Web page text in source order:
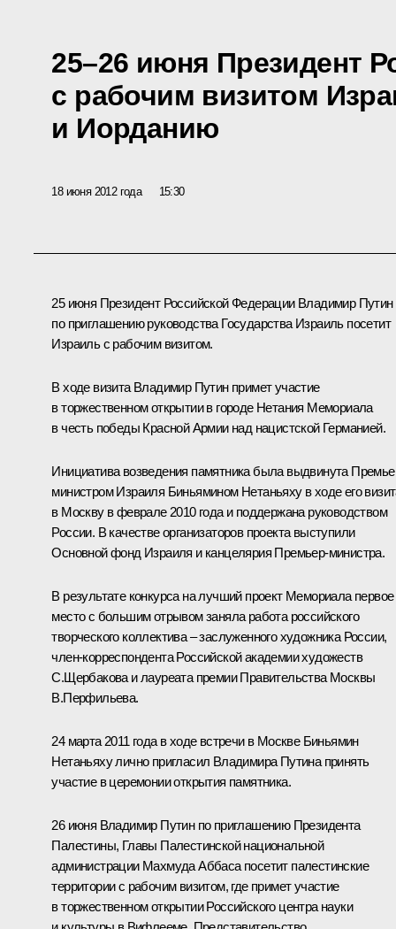
25–26 июня Президент
с рабочим визитом
и Иорданию
18 июня 2012 года 15:30
25 июня Президент Российской Федерации Владимир Путин
по приглашению руководства Государства Израиль посетит
Израиль с рабочим визитом.
В ходе визита Владимир Путин примет участие
в торжественном открытии в городе Нетания Мемориала
в честь победы Красной Армии над нацистской Германией.
Инициатива возведения памятника была выдвинута
министром Израиля Биньямином Нетаньяхув ходе его
в Москву в феврале 2010 года и поддержана руководством
России. В качестве организаторов проекта выступили
Основной фонд Израиля и канцелярия Премьер-министра.
В результате конкурса на лучший проект Мемориала первое
место с большим отрывом заняла работа российского
творческого коллектива – заслуженного художника России,
член-корреспондента Российской академии художеств
С.Щербакова и лауреата премии Правительства Москвы
В.Перфильева.
24 марта 2011 года в ходе встречи в Москве Биньямин
Нетаньяху лично пригласил Владимира Путина принять
участие в церемонии открытия памятника.
26 июня Владимир Путин по приглашению Президента
Палестины, Главы Палестинской национальной
администрации Махмуда Аббасапосетит палестинские
территории с рабочим визитом, где примет участие
в торжественном открытии Российского центра науки